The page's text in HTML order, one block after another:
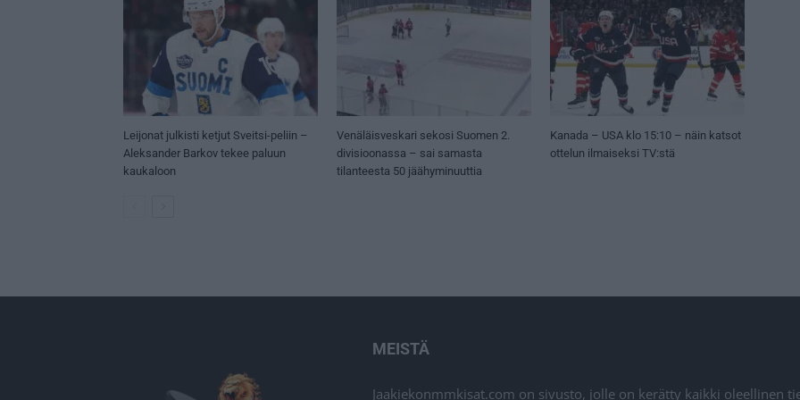
Leijonat julkisti ketjut Sveitsi-peliin –
Aleksander Barkov tekee paluun
kaukaloon
Venäläisveskari sekosi Suomen 2.
divisioonassa – sai samasta
tilanteesta 50 jäähyminuuttia
Kanada – USA klo 15:10 – näin katsot
ottelun ilmaiseksi TV:stä
MEISTÄ
Jaakiekonmmkisat.com on sivusto, jolle on kerätty kaikki oleellinen